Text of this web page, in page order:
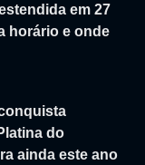
em 27
horário e onde
do
ainda este ano